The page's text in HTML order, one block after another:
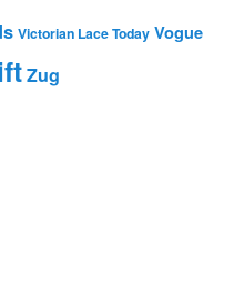
Victorian Lace Today Vogue
Zug